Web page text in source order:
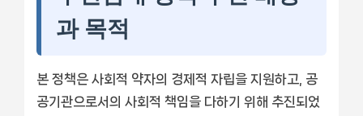
과 목적
본 정책은 사회적 약자의 경제적 자립을 지원하고, 공
공기관으로서의 사회적 책임을 다하기 위해 추진되었